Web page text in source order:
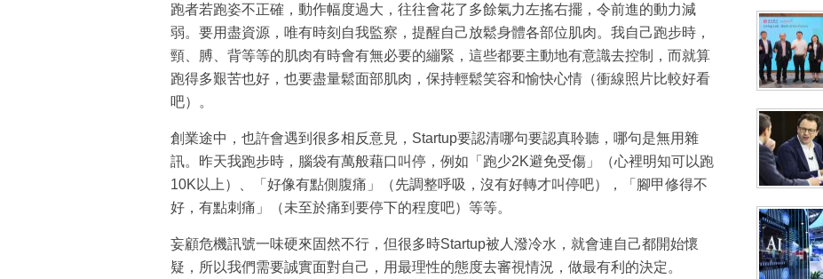
跑者若跑姿不正確，動作幅度過大，往往會花了多餘氣力左搖右擺，令前進的動力減
弱。要用盡資源，唯有時刻自我監察，提醒自己放鬆身體各部位肌肉。我自己跑步時，
頸、膊、背等等的肌肉有時會有無必要的繃緊，這些都要主動地有意識去控制，而就算
跑得多艱苦也好，也要盡量鬆面部肌肉，保持輕鬆笑容和愉快心情（衝線照片比較好看
吧）。
創業途中，也許會遇到很多相反意見，Startup要認清哪句要認真聆聽，哪句是無用雜
訊。昨天我跑步時，腦袋有萬般藉口叫停，例如「跑少2K避免受傷」（心裡明知可以跑
10K以上）、「好像有點側腹痛」（先調整呼吸，沒有好轉才叫停吧），「腳甲修得不
好，有點刺痛」（未至於痛到要停下的程度吧）等等。
妄顧危機訊號一味硬來固然不行，但很多時Startup被人潑冷水，就會連自己都開始懷
疑，所以我們需要誠實面對自己，用最理性的態度去審視情況，做最有利的決定。